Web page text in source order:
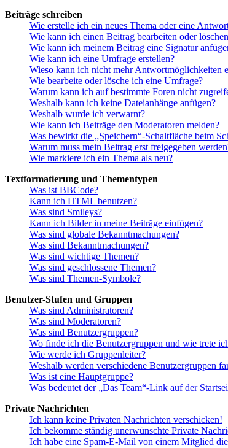
Beiträge schreiben
Wie erstelle ich ein neues Thema oder eine
Wie kann ich einen Beitrag bearbeiten oder
Wie kann ich meinem Beitrag eine Signatur
Wie kann ich eine Umfrage erstellen?
Wieso kann ich nicht mehr Antwortmöglichkeiten
Wie bearbeite oder lösche ich eine Umfrage?
Warum kann ich auf bestimmte Foren nicht
Weshalb kann ich keine Dateianhänge anfügen?
Weshalb wurde ich verwarnt?
Wie kann ich Beiträge den Moderatoren melden?
Was bewirkt die „Speichern“-Schaltfläche beim
Warum muss mein Beitrag erst freigegeben
Wie markiere ich ein Thema als neu?
Textformatierung und Thementypen
Was ist BBCode?
Kann ich HTML benutzen?
Was sind Smileys?
Kann ich Bilder in meine Beiträge einfügen?
Was sind globale Bekanntmachungen?
Was sind Bekanntmachungen?
Was sind wichtige Themen?
Was sind geschlossene Themen?
Was sind Themen-Symbole?
Benutzer-Stufen und Gruppen
Was sind Administratoren?
Was sind Moderatoren?
Was sind Benutzergruppen?
Wo finde ich die Benutzergruppen und wie trete
Wie werde ich Gruppenleiter?
Weshalb werden verschiedene Benutzergruppen
Was ist eine Hauptgruppe?
Was bedeutet der „Das Team“-Link auf der
Private Nachrichten
Ich kann keine Privaten Nachrichten verschicken!
Ich bekomme ständig unerwünschte Private
Ich habe eine Spam-E-Mail von einem Mitglied